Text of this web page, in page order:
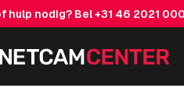
hulp nodig? Bel+31 46 2021 000